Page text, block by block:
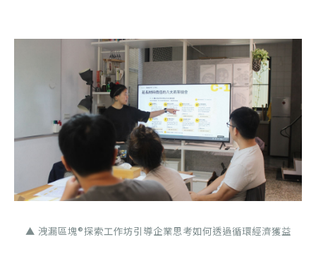
▲ 洩漏區塊®探索工作坊引導企業思考如何透過循環經濟獲益